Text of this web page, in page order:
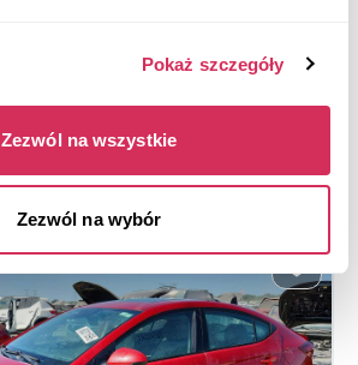
Pokaż szczegóły
Zezwól na wszystkie
Zezwól na wybór
Złóż ofertę